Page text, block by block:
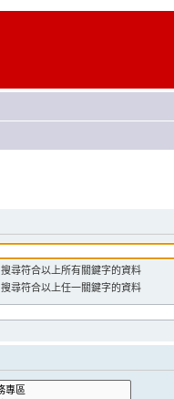
搜尋符合以上所有關鍵字的資料
搜尋符合以上任一關鍵字的資料